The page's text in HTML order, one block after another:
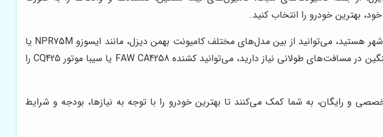
بهترین خودرو را انتخاب کنید.
به عنوان مثال، اگر به دنبال یک کامیونت سبک و چابک برای حمل و نقل بارهای سبک در داخل شهر هستید، می‌توانید از بین مدل‌های مختلف کامیونت بهمن دیزل، مانند ایسوزو NPR75M یا
شیلر 6 تن، یکی را انتخاب کنید. اگر به یک کشنده قدرتمند و با دوام برای حمل و نقل بارهای سنگین در مسافت‌های طولانی نیاز دارید، می‌توانید کشنده FAW CA4258 یا سیبا موتور CQ425 را
و رایگان، به شما کمک می‌کنند تا بهترین خودرو را با توجه به نیازها، بودجه و شرایط